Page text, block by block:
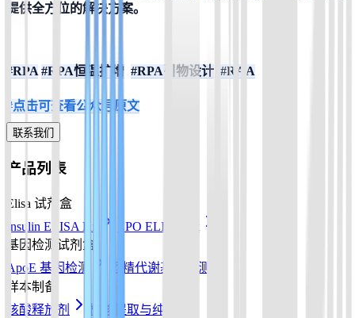
提供全方位的解决方案。
#RPA #RPA恒温扩增 #RPA引物设计 #RAA
#点击可查看公众号原文
联系我们
产品列表
Elisa 试剂盒
Insulin ELISA Kit
EPO ELISA Kit
基因检测试剂盒
ApoE 基因检测
酒精代谢基因检测
样本制备
核酸释放剂
核酸提取与纯化